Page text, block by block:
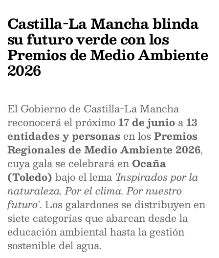
Castilla-La Mancha blinda
su futuro verde con los
Premios de Medio Ambiente
2026
El Gobierno de Castilla-La Mancha
reconocerá el próximo 17 de junio a 13
entidades y personas en los Premios
Regionales de Medio Ambiente 2026,
cuya gala se celebrará en Ocaña
(Toledo) bajo el lema 'Inspirados por la
naturaleza. Por el clima. Por nuestro
futuro'. Los galardones se distribuyen en
siete categorías que abarcan desde la
educación ambiental hasta la gestión
sostenible del agua.